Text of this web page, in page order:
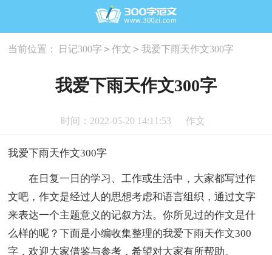
当前位置： 日记300字 > 作文 > 我爱下雨天作文300字
我爱下雨天作文300字
时间：2022-05-20 14:11:53 作文
我爱下雨天作文300字
在日复一日的学习、工作或生活中，大家都写过作
文吧，作文是经过人的思想考虑和语言组织，通过文字
来表达一个主题意义的记叙方法。你所见过的作文是什
么样的呢？下面是小编收集整理的我爱下雨天作文300
字，欢迎大家借鉴与参考，希望对大家有所帮助。